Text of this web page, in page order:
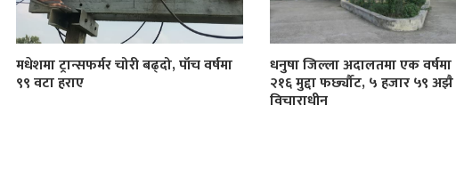
मधेशमा ट्रान्सफर्मर चोरी बढ्दो, पाँच वर्षमा
९९ वटा हराए
धनुषा जिल्ला अदालतमा एक
२१६ मुद्दा फर्छ्यौट, ५ हजार ५९ अझै
विचाराधीन